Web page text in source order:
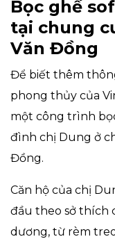
Bọc ghế
tại chung
Văn Đồng
Để biết thêm
phong thủy của
một công trình
đình chị Dung ở
Đồng.
Căn hộ của chị
đầu theo sở thích
dương, từ rèm